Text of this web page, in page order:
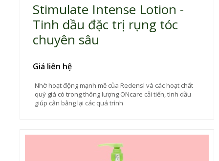
Stimulate Intense Lotion -
Tinh dầu đặc trị rụng tóc
chuyên sâu
Giá liên hệ
Nhờ hoạt động mạnh mẽ của Redensl và các hoạt chất
quý giá có trong thông lượng ONcare cải tiến, tinh dầu
giúp cân bằng lại các quá trình